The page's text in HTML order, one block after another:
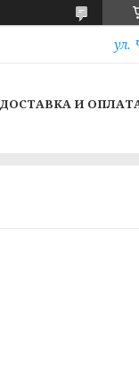
ул.
ДОСТАВКА И